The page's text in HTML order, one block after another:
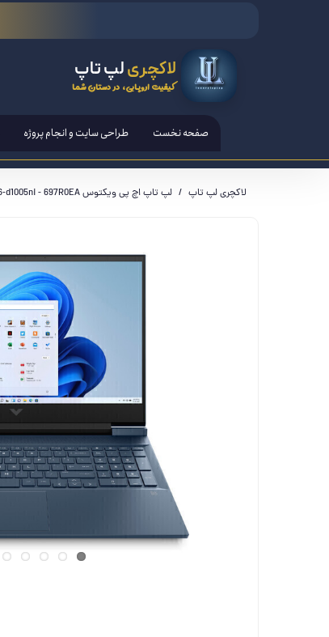
لاکچریلپ تاپ
کیفیت اروپایی، در دستان شما
صفحه نخست طراحی سایت و انجام پروژه
لاکچری لپ تاپ لپ تاپ اچ پی ویکتوس HP Victus 16-d1005ni - 697R0EA